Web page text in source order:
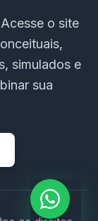
o site
simulados e
sua